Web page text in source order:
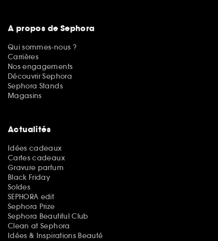
A propos de Sephora
Qui sommes-nous ?
Carrières
Nos engagements
Découvrir Sephora
Sephora Stands
Magasins
Actualités
Idées cadeaux
Cartes cadeaux
Gravure parfum
Black Friday
Soldes
SEPHORA edit
Sephora Prize
Sephora Beautiful Club
Clean at Sephora
Idées & Inspirations Beauté